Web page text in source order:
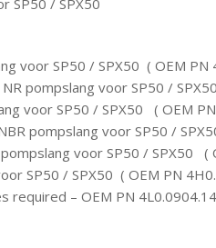
SP50 / SPX50
voor SP50 / SPX50 ( OEM PN
pompslang voor SP50 /
voor SP50 / SPX50 ( OEM
pompslang voor SP50 /
pompslang voor SP50 / SPX50
SP50 / SPX50 ( OEM PN
required – OEM PN